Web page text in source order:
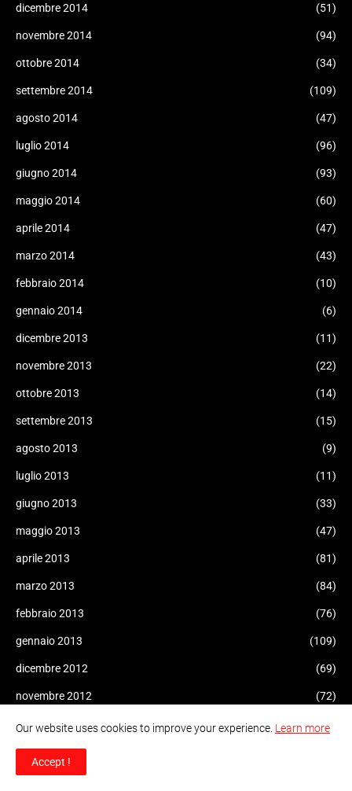
dicembre 2014 (51)
novembre 2014 (94)
ottobre 2014 (34)
settembre 2014 (109)
agosto 2014 (47)
luglio 2014 (96)
giugno 2014 (93)
maggio 2014 (60)
aprile 2014 (47)
marzo 2014 (43)
febbraio 2014 (10)
gennaio 2014 (6)
dicembre 2013 (11)
novembre 2013 (22)
ottobre 2013 (14)
settembre 2013 (15)
agosto 2013 (9)
luglio 2013 (11)
giugno 2013 (33)
maggio 2013 (47)
aprile 2013 (81)
marzo 2013 (84)
febbraio 2013 (76)
gennaio 2013 (109)
dicembre 2012 (69)
novembre 2012 (72)
ottobre 2012 (83)
settembre 2012
agosto 2012
Our website uses cookies to improve your experience. Learn more
Accept !